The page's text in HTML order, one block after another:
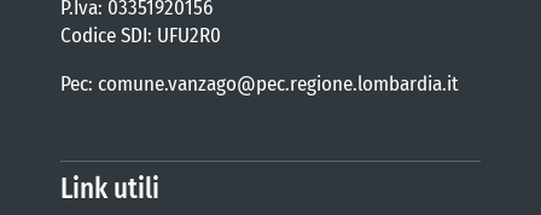
P.Iva: 03351920156
Codice SDI: UFU2R0
Pec: comune.vanzago@pec.regione.lombardia.it
Link utili